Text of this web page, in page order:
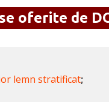
oferite de
lemn stratificat;